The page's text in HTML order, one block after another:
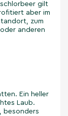
gilt
aber im
zum
anderen
Ein heller
Laub.
besonders